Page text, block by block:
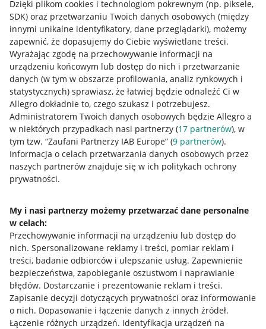
Dzięki plikom cookies i technologiom pokrewnym (np. piksele,
SDK) oraz przetwarzaniu Twoich danych osobowych (między
innymi unikalne identyfikatory, dane przeglądarki), możemy
zapewnić, że dopasujemy do Ciebie wyświetlane treści.
Wyrażając zgodę na przechowywanie informacji na
urządzeniu końcowym lub dostęp do nich i przetwarzanie
danych (w tym w obszarze profilowania, analiz rynkowych i
statystycznych) sprawiasz, że łatwiej będzie odnaleźć Ci w
Allegro dokładnie to, czego szukasz i potrzebujesz.
Administratorem Twoich danych osobowych będzie Allegro a
w niektórych przypadkach nasi partnerzy (17 partnerów), w
tym tzw. “Zaufani Partnerzy IAB Europe” (9 partnerów).
Informacja o celach przetwarzania danych osobowych przez
naszych partnerów znajduje się w ich politykach ochrony
prywatności.
My i nasi partnerzy możemy przetwarzać dane personalne
w celach:
Przechowywanie informacji na urządzeniu lub dostęp do
nich. Spersonalizowane reklamy i treści, pomiar reklam i
treści, badanie odbiorców i ulepszanie usług. Zapewnienie
bezpieczeństwa, zapobieganie oszustwom i naprawianie
błędów. Dostarczanie i prezentowanie reklam i treści.
Zapisanie decyzji dotyczących prywatności oraz informowanie
o nich. Dopasowanie i łączenie danych z innych źródeł.
Łączenie różnych urządzeń. Identyfikacja urządzeń na
Przydatne informacje
Jak to działa
Allegro Gadane dla sprzedających
Allegro Gadane dla kupujących
Mapa miejscowości
Informacje prawne
Regulamin